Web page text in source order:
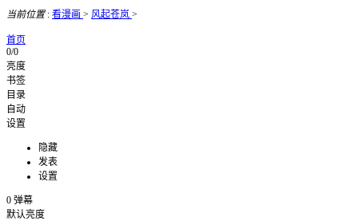
当前位置: 看漫画 > 风起苍岚 >
首页
0/0
亮度
书签
目录
自动
设置
隐藏
发表
设置
0 弹幕
默认亮度